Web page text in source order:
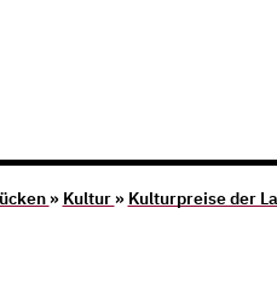
» Kultur » Kulturpreise der